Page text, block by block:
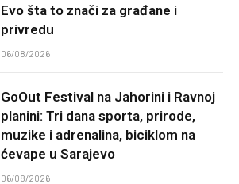
Evo šta to znači za građane i
privredu
06/08/2026
GoOut Festival na Jahorini i Ravnoj
planini: Tri dana sporta, prirode,
muzike i adrenalina, biciklom na
ćevape u Sarajevo
06/08/2026